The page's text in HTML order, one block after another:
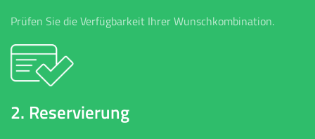
Prüfen Sie die Verfügbarkeit Ihrer Wunschkombination.
2. Reservierung